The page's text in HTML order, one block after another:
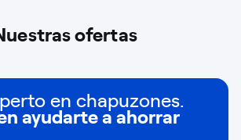
ofertas
en chapuzones.
ayudarte a ahorrar